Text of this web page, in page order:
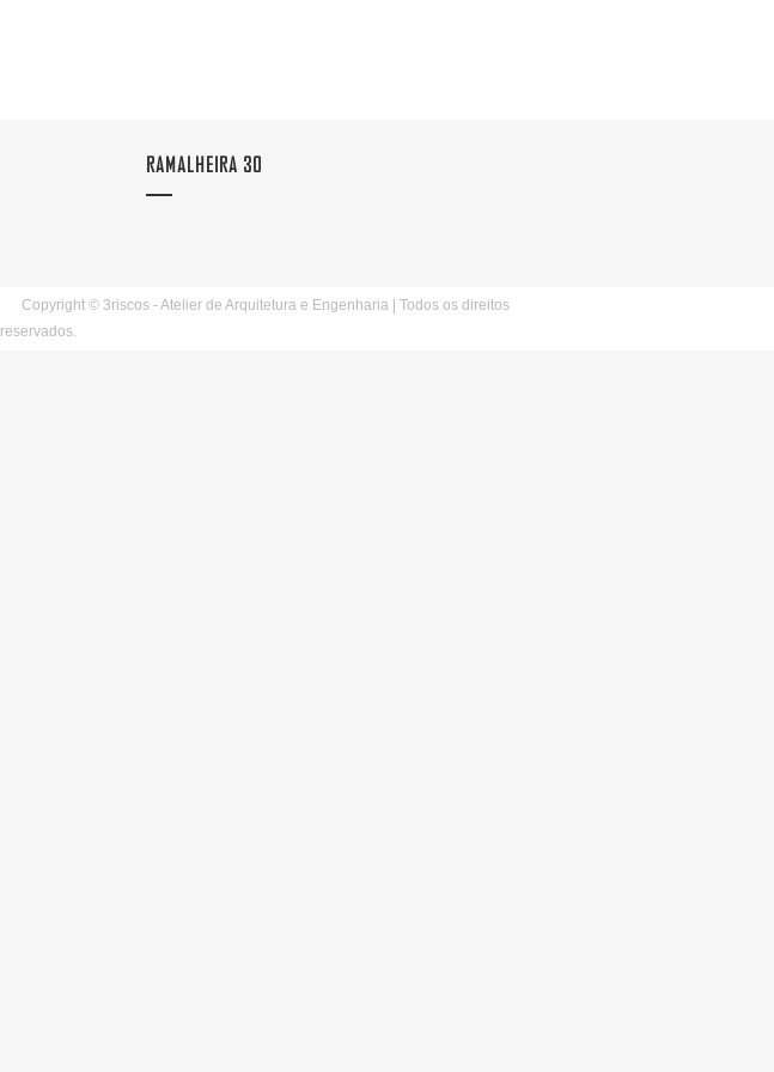
RAMALHEIRA 30
Copyright © 3riscos - Atelier de Arquitetura e Engenharia | Todos os direitos
reservados.